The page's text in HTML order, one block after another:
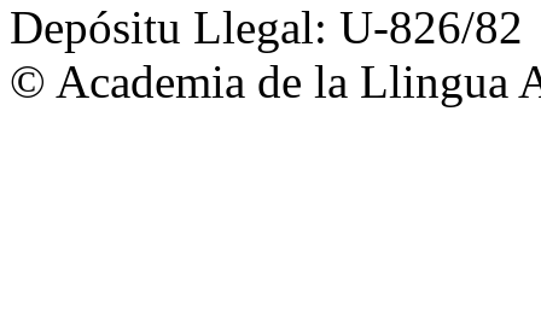
Depósitu Llegal: U-826/82
© Academia de la Llingua